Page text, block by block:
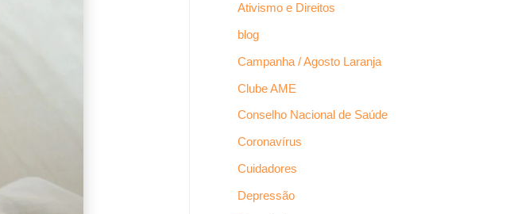
Ativismo e Direitos
blog
Campanha / Agosto Laranja
Clube AME
Conselho Nacional de Saúde
Coronavírus
Cuidadores
Depressão